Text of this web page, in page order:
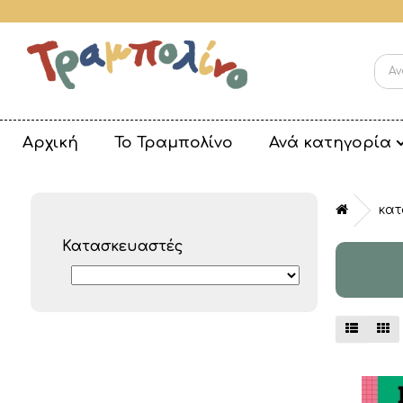
Αρχική Το Τραμπολίνο Ανά κατηγορία
Κατασκευαστές